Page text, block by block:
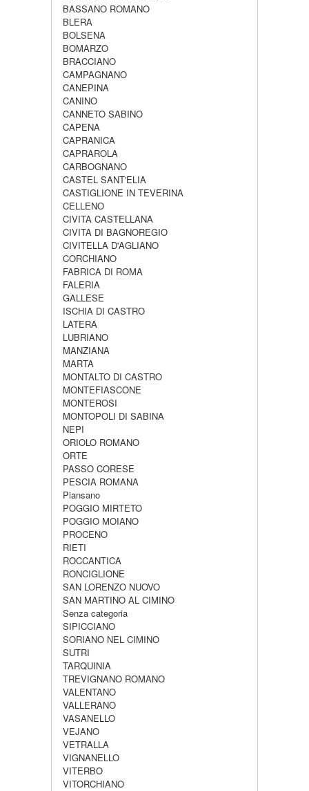
BASSANO ROMANO
BLERA
BOLSENA
BOMARZO
BRACCIANO
CAMPAGNANO
CANEPINA
CANINO
CANNETO SABINO
CAPENA
CAPRANICA
CAPRAROLA
CARBOGNANO
CASTEL SANT'ELIA
CASTIGLIONE IN TEVERINA
CELLENO
CIVITA CASTELLANA
CIVITA DI BAGNOREGIO
CIVITELLA D'AGLIANO
CORCHIANO
FABRICA DI ROMA
FALERIA
GALLESE
ISCHIA DI CASTRO
LATERA
LUBRIANO
MANZIANA
MARTA
MONTALTO DI CASTRO
MONTEFIASCONE
MONTEROSI
MONTOPOLI DI SABINA
NEPI
ORIOLO ROMANO
ORTE
PASSO CORESE
PESCIA ROMANA
Piansano
POGGIO MIRTETO
POGGIO MOIANO
PROCENO
RIETI
ROCCANTICA
RONCIGLIONE
SAN LORENZO NUOVO
SAN MARTINO AL CIMINO
Senza categoria
SIPICCIANO
SORIANO NEL CIMINO
SUTRI
TARQUINIA
TREVIGNANO ROMANO
VALENTANO
VALLERANO
VASANELLO
VEJANO
VETRALLA
VIGNANELLO
VITERBO
VITORCHIANO